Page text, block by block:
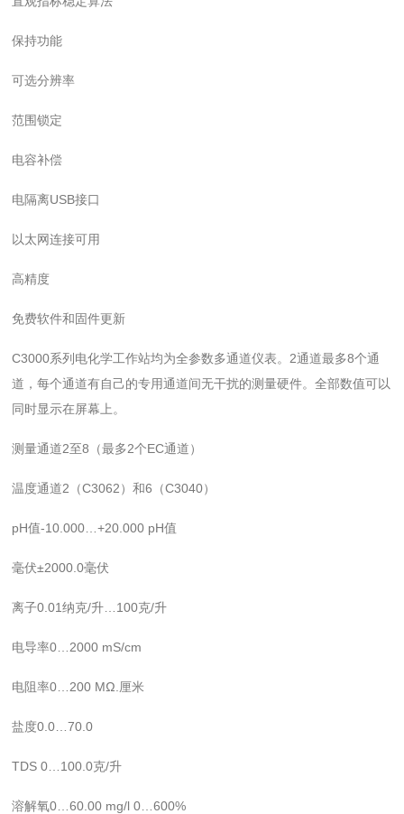
保持功能
可选分辨率
范围锁定
电容补偿
电隔离USB接口
以太网连接可用
高精度
免费软件和固件更新
C3000系列电化学工作站均为全参数多通道仪表。2通道最多8个通
道，每个通道有自己的专用通道间无干扰的测量硬件。全部数值可以
同时显示在屏幕上。
测量通道2至8（最多2个EC通道）
温度通道2（C3062）和6（C3040）
pH值-10.000…+20.000 pH值
毫伏±2000.0毫伏
离子0.01纳克/升…100克/升
电导率0…2000 mS/cm
电阻率0…200 MΩ.厘米
盐度0.0…70.0
TDS 0…100.0克/升
溶解氧0…60.00 mg/l 0…600%